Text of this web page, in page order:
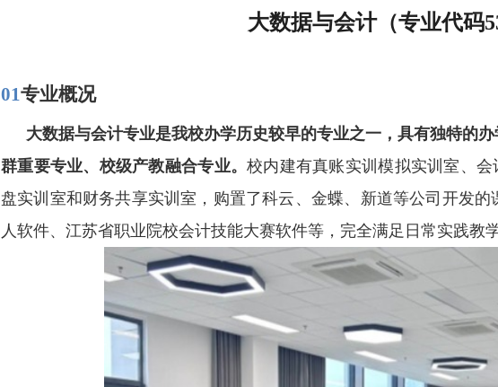
大数据与会计（专业代码
01专业概况
大数据与会计专业是我校办学历史较早的专业之一，具有独特的
群重要专业、校级产教融合专业。校内建有真账实训模拟实训室、会
盘实训室和财务共享实训室，购置了科云、金蝶、新道等公司开发
人软件、江苏省职业院校会计技能大赛软件等，完全满足日常实践教